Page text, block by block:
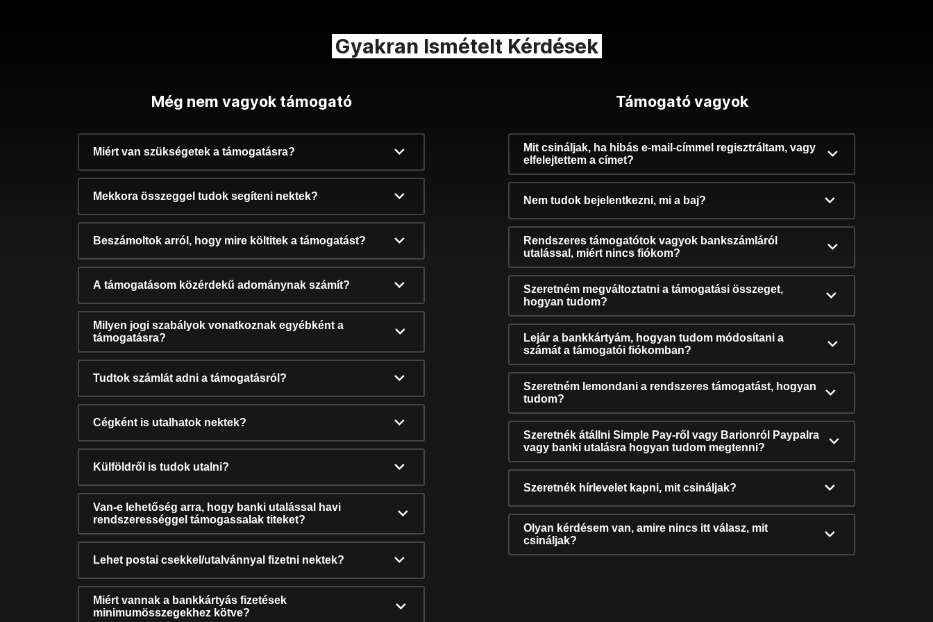
Gyakran Ismételt Kérdések
Még nem vagyok támogató
Miért van szükségetek a támogatásra?
Mekkora összeggel tudok segíteni nektek?
Beszámoltok arról, hogy mire költitek a támogatást?
A támogatásom közérdekű adománynak számít?
Milyen jogi szabályok vonatkoznak egyébként a
támogatásra?
Tudtok számlát adni a támogatásról?
Cégként is utalhatok nektek?
Külföldről is tudok utalni?
Van-e lehetőség arra, hogy banki utalással havi
rendszerességgel támogassalak titeket?
Lehet postai csekkel/utalvánnyal fizetni nektek?
Miért vannak a bankkártyás fizetések
minimumösszegekhez kötve?
Támogató vagyok
Mit csináljak, ha hibás e-mail-címmel regisztráltam, vagy
elfelejtettem a címet?
Nem tudok bejelentkezni, mi a baj?
Rendszeres támogatótok vagyok bankszámláról
utalással, miért nincs fiókom?
Szeretném megváltoztatni a támogatási összeget,
hogyan tudom?
Lejár a bankkártyám, hogyan tudom módosítani a
számát a támogatói fiókomban?
Szeretném lemondani a rendszeres támogatást, hogyan
tudom?
Szeretnék átállni Simple Pay-ről vagy Barionról Paypalra
vagy banki utalásra hogyan tudom megtenni?
Szeretnék hírlevelet kapni, mit csináljak?
Olyan kérdésem van, amire nincs itt válasz, mit
csináljak?